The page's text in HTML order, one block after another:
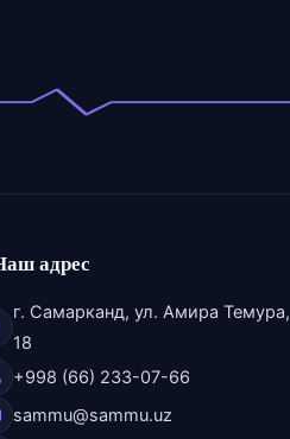
адрес
г. Самарканд, ул. Амира Темура,
18
+998 (66) 233-07-66
sammu@sammu.uz